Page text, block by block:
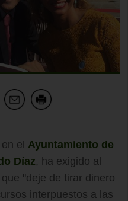
el Ayuntamiento de
Díaz, ha exigido al
que "deje de tirar dinero
interpuestos a las